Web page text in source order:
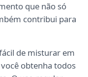
que não só
contribui para
de misturar em
obtenha todos